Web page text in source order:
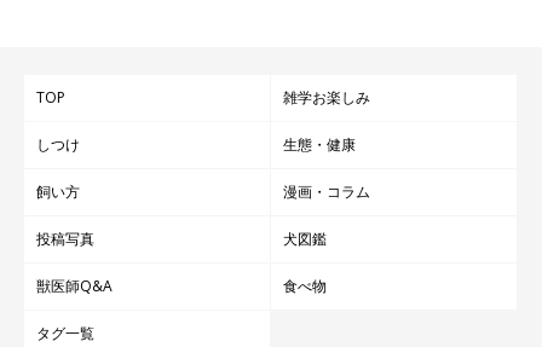
TOP 雑学お楽しみ
しつけ 生態・健康
飼い方 漫画・コラム
投稿写真 犬図鑑
獣医師Q&A 食べ物
タグ一覧